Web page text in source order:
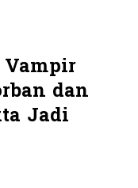
Vampir
dan
Jadi